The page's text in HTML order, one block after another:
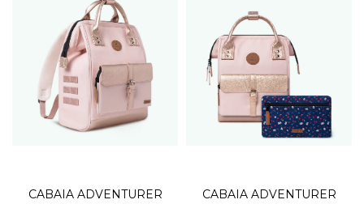
CABAIA ADVENTURER CABAIA ADVENTURER